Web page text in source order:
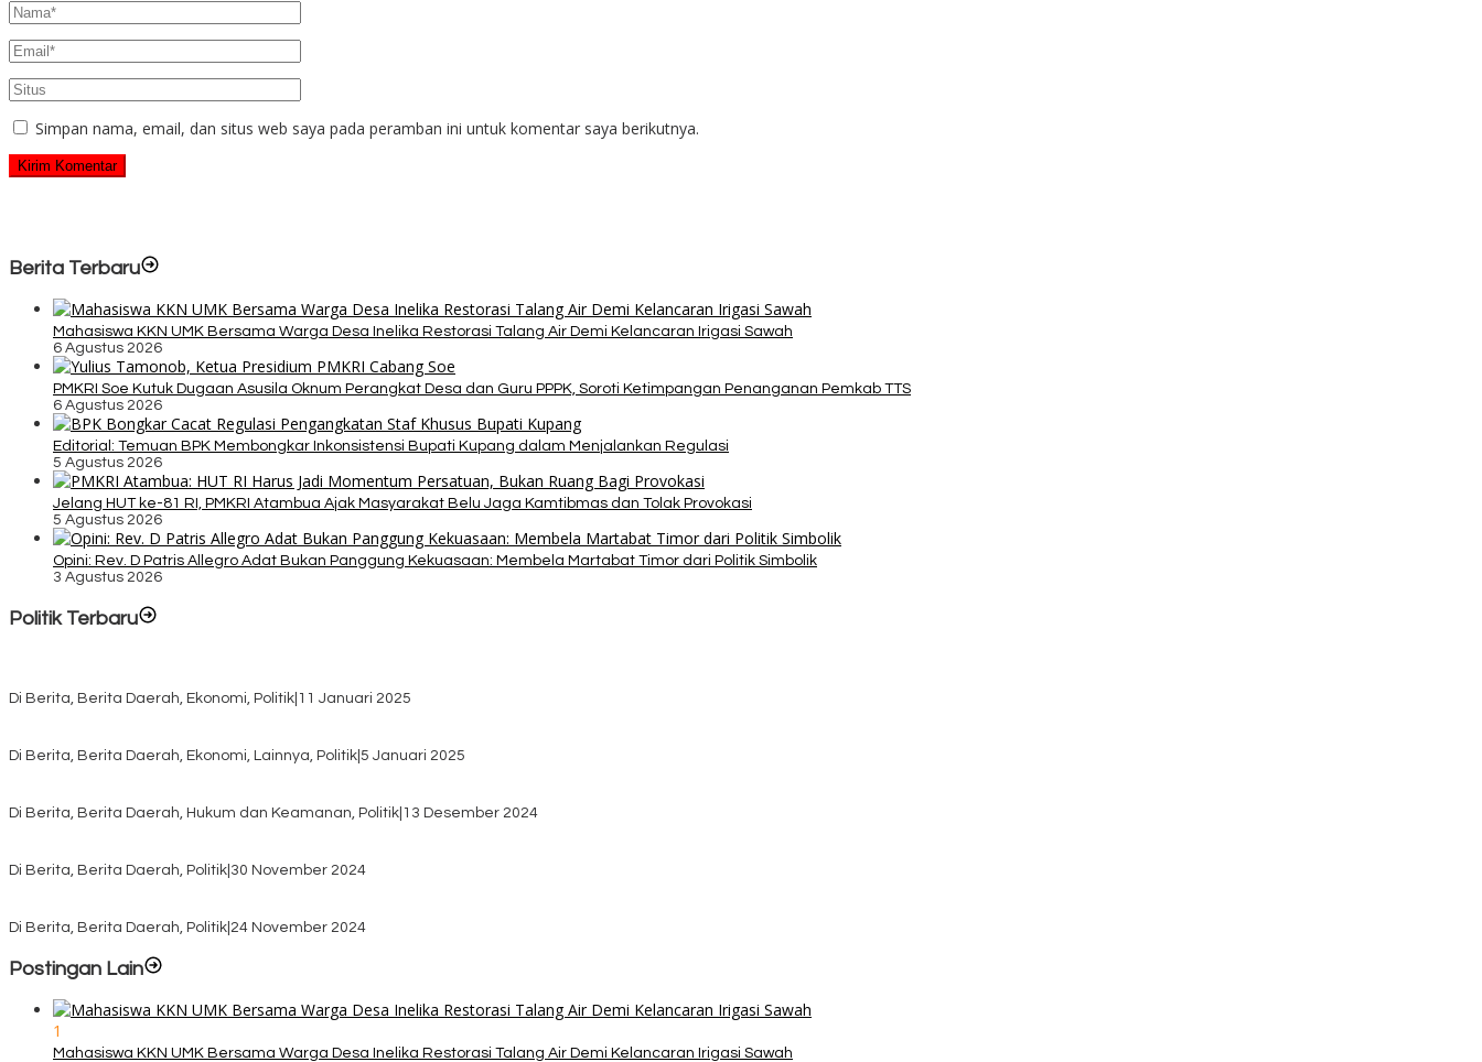
Simpan nama, email, dan situs web saya pada peramban ini untuk komentar saya berikutnya.
Berita Terbaru
Mahasiswa KKN UMK Bersama Warga Desa Inelika Restorasi Talang Air Demi Kelancaran Irigasi Sawah
6 Agustus 2026
PMKRI Soe Kutuk Dugaan Asusila Oknum Perangkat Desa dan Guru PPPK, Soroti Ketimpangan Penanganan Pemkab TTS
6 Agustus 2026
Editorial: Temuan BPK Membongkar Inkonsistensi Bupati Kupang dalam Menjalankan Regulasi
5 Agustus 2026
Jelang HUT ke-81 RI, PMKRI Atambua Ajak Masyarakat Belu Jaga Kamtibmas dan Tolak Provokasi
5 Agustus 2026
Opini: Rev. D Patris Allegro Adat Bukan Panggung Kekuasaan: Membela Martabat Timor dari Politik Simbolik
3 Agustus 2026
Politik Terbaru
Di Berita, Berita Daerah, Ekonomi, Politik 11 Januari 2025
Di Berita, Berita Daerah, Ekonomi, Lainnya, Politik 5 Januari 2025
Di Berita, Berita Daerah, Hukum dan Keamanan, Politik 13 Desember 2024
Di Berita, Berita Daerah, Politik 30 November 2024
Di Berita, Berita Daerah, Politik 24 November 2024
Postingan Lain
1
Mahasiswa KKN UMK Bersama Warga Desa Inelika Restorasi Talang Air Demi Kelancaran Irigasi Sawah